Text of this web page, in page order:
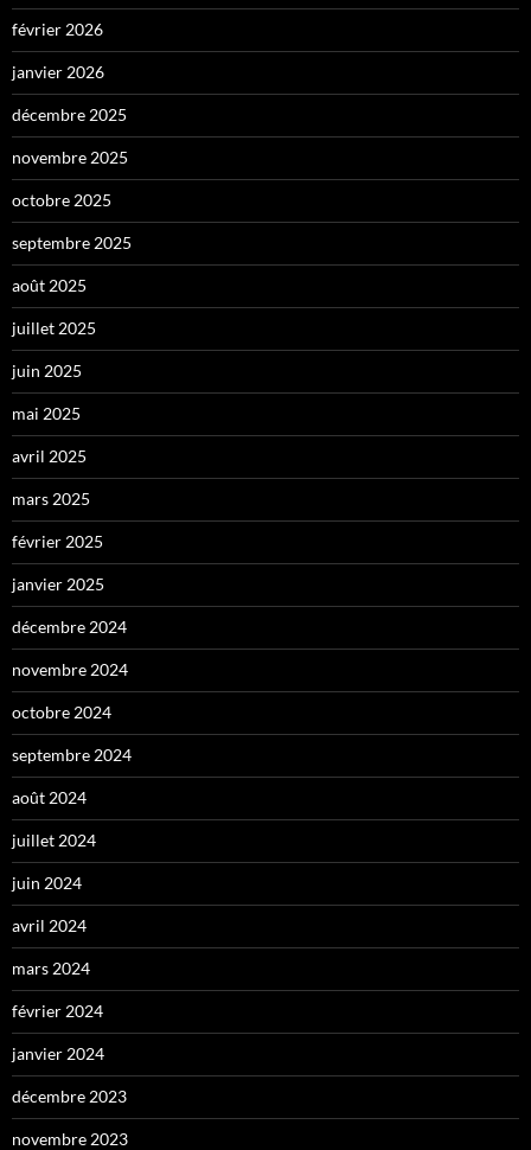
février 2026
janvier 2026
décembre 2025
novembre 2025
octobre 2025
septembre 2025
août 2025
juillet 2025
juin 2025
mai 2025
avril 2025
mars 2025
février 2025
janvier 2025
décembre 2024
novembre 2024
octobre 2024
septembre 2024
août 2024
juillet 2024
juin 2024
avril 2024
mars 2024
février 2024
janvier 2024
décembre 2023
novembre 2023